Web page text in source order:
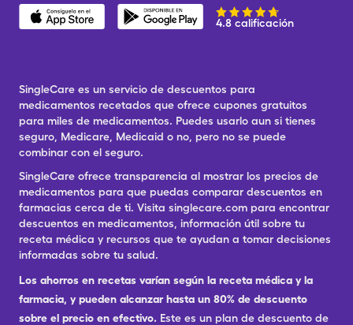
4.8 calificación
SingleCare es un servicio de descuentos para
medicamentos recetados que ofrece cupones gratuitos
para miles de medicamentos. Puedes usarlo aun si tienes
seguro, Medicare, Medicaid o no, pero no se puede
combinar con el seguro.
SingleCare ofrece transparencia al mostrar los precios de
medicamentos para que puedas comparar descuentos en
farmacias cerca de ti. Visita singlecare.com para encontrar
descuentos en medicamentos, información útil sobre tu
receta médica y recursos que te ayudan a tomar decisiones
informadas sobre tu salud.
Los ahorros en recetas varían según la receta médica y la
farmacia, y pueden alcanzar hasta un 80% de descuento
sobre el precio en efectivo. Este es un plan de descuento de